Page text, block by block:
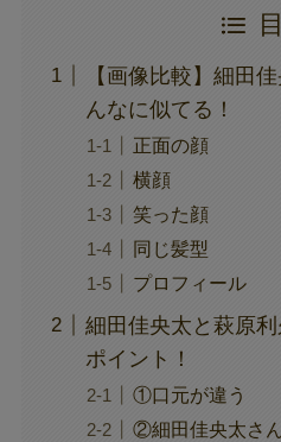
【画像比較】細田
んなに似てる！
正面の顔
横顔
笑った顔
同じ髪型
プロフィール
細田佳央太と萩原
ポイント！
①口元が違う
②細田佳央太さ